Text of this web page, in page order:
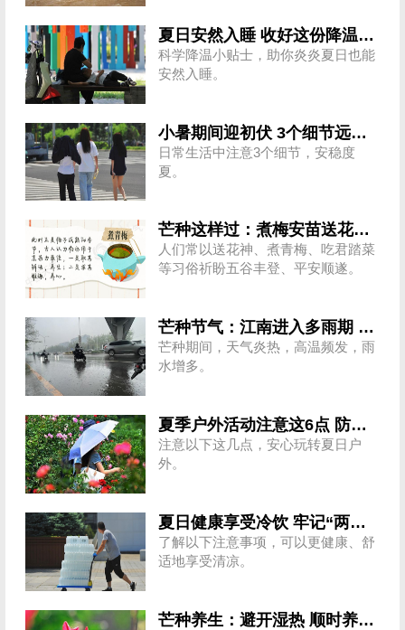
夏日安然入睡 收好这份降温小贴士
科学降温小贴士，助你炎炎夏日也能
安然入睡。
小暑期间迎初伏 3个细节远离暑湿困扰
日常生活中注意3个细节，安稳度
夏。
芒种这样过：煮梅安苗送花神 祈盼五谷丰登平安顺遂
人们常以送花神、煮青梅、吃君踏菜
等习俗祈盼五谷丰登、平安顺遂。
芒种节气：江南进入多雨期 北方警惕强对流
芒种期间，天气炎热，高温频发，雨
水增多。
夏季户外活动注意这6点 防暑健身两不误
注意以下这几点，安心玩转夏日户
外。
夏日健康享受冷饮 牢记“两注意一控制”
了解以下注意事项，可以更健康、舒
适地享受清凉。
芒种养生：避开湿热 顺时养身心